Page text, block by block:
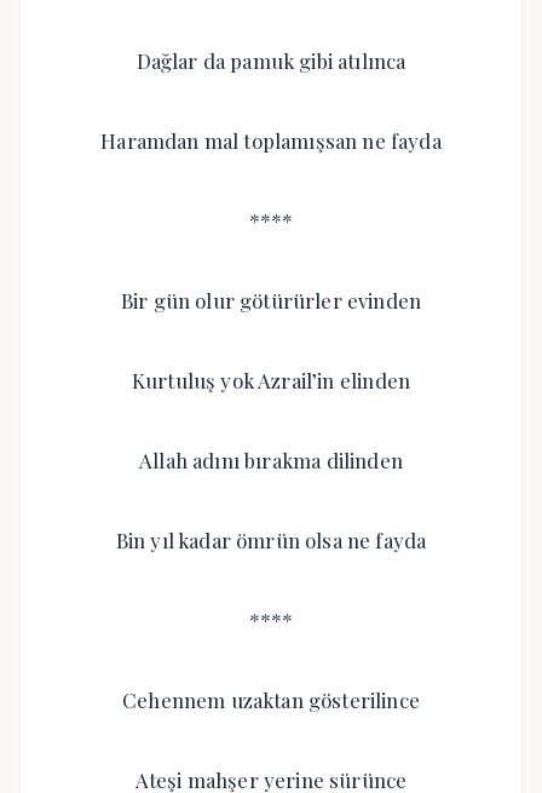
Dağlar da pamuk gibi atılınca
Haramdan mal toplamışsan ne fayda
****
Bir gün olur götürürler evinden
Kurtuluş yok Azrail’in elinden
Allah adını bırakma dilinden
Bin yıl kadar ömrün olsa ne fayda
****
Cehennem uzaktan gösterilince
Ateşi mahşer yerine sürünce